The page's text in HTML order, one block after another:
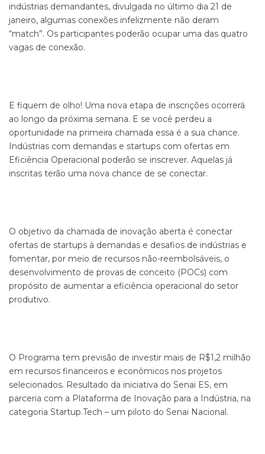
indústrias demandantes, divulgada no último dia 21 de
janeiro, algumas conexões infelizmente não deram
“match”. Os participantes poderão ocupar uma das quatro
vagas de conexão.
E fiquem de olho! Uma nova etapa de inscrições ocorrerá
ao longo da próxima semana. E se você perdeu a
oportunidade na primeira chamada essa é a sua chance.
Indústrias com demandas e startups com ofertas em
Eficiência Operacional poderão se inscrever. Aquelas já
inscritas terão uma nova chance de se conectar.
O objetivo da chamada de inovação aberta é conectar
ofertas de startups à demandas e desafios de indústrias e
fomentar, por meio de recursos não-reembolsáveis, o
desenvolvimento de provas de conceito (POCs) com
propósito de aumentar a eficiência operacional do setor
produtivo.
O Programa tem previsão de investir mais de R$1,2 milhão
em recursos financeiros e econômicos nos projetos
selecionados. Resultado da iniciativa do Senai ES, em
parceria com a Plataforma de Inovação para a Indústria, na
categoria Startup.Tech – um piloto do Senai Nacional.